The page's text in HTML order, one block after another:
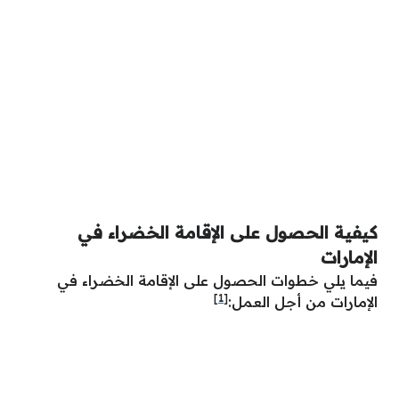
كيفية الحصول على الإقامة الخضراء في
الإمارات
فيما يلي خطوات الحصول على الإقامة الخضراء في
الإمارات من أجل العمل:[1]